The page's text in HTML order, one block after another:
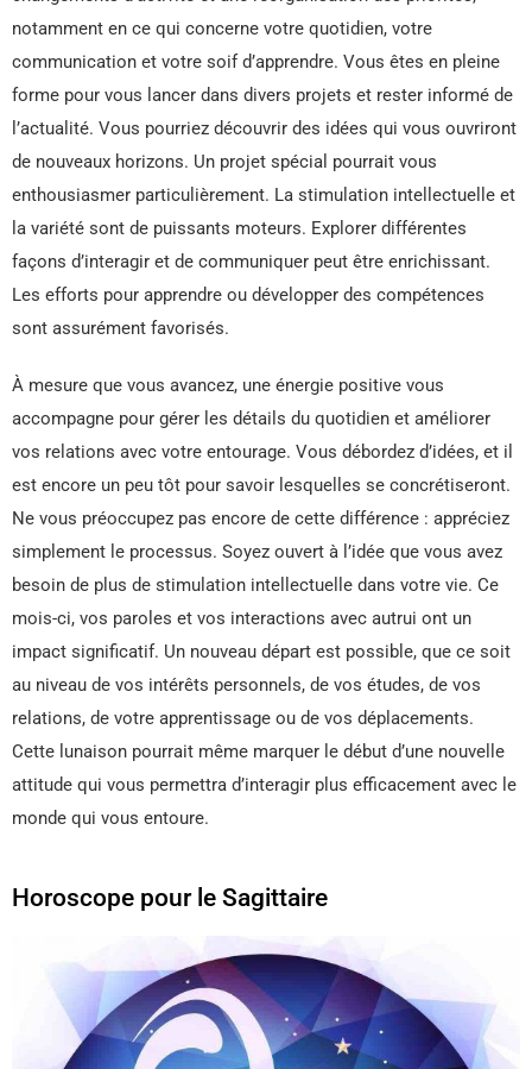
notamment en ce qui concerne votre quotidien, votre
communication et votre soif d’apprendre. Vous êtes en pleine
forme pour vous lancer dans divers projets et rester informé de
l’actualité. Vous pourriez découvrir des idées qui vous ouvriront
de nouveaux horizons. Un projet spécial pourrait vous
enthousiasmer particulièrement. La stimulation intellectuelle et
la variété sont de puissants moteurs. Explorer différentes
façons d’interagir et de communiquer peut être enrichissant.
Les efforts pour apprendre ou développer des compétences
sont assurément favorisés.
À mesure que vous avancez, une énergie positive vous
accompagne pour gérer les détails du quotidien et améliorer
vos relations avec votre entourage. Vous débordez d’idées, et il
est encore un peu tôt pour savoir lesquelles se concrétiseront.
Ne vous préoccupez pas encore de cette différence : appréciez
simplement le processus. Soyez ouvert à l’idée que vous avez
besoin de plus de stimulation intellectuelle dans votre vie. Ce
mois-ci, vos paroles et vos interactions avec autrui ont un
impact significatif. Un nouveau départ est possible, que ce soit
au niveau de vos intérêts personnels, de vos études, de vos
relations, de votre apprentissage ou de vos déplacements.
Cette lunaison pourrait même marquer le début d’une nouvelle
attitude qui vous permettra d’interagir plus efficacement avec le
monde qui vous entoure.
Horoscope pour le Sagittaire